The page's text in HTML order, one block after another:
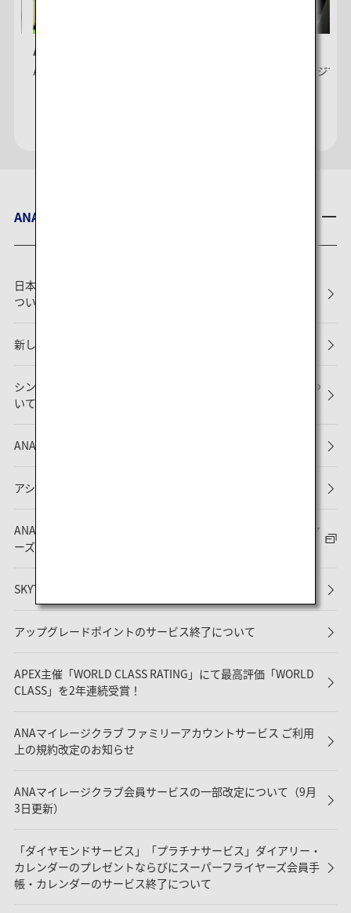
ANA Future Promise
ANA × サステナビリティ
空港ラウンジで
ANAからのお知らせ
日本国内線の2026年冬ダイヤ確定に伴うメンテナンス作業に
ついて
新しい予約・搭乗について
シンガポール・チャンギ国際空港におけるターミナル変更につ
いて
ANAマイレージクラブ会員規約改定のお知らせ
アシアナ航空（OZ）との提携終了について
ANAマイレージクラブ会員規約ならびにANAスーパーフライヤ
ーズ会則改定のお知らせ
SKYTRAX社 最高評価「5スター」を13年連続で受賞しました
アップグレードポイントのサービス終了について
APEX主催「WORLD CLASS RATING」にて最高評価「WORLD
CLASS」を2年連続受賞！
ANAマイレージクラブ ファミリーアカウントサービス ご利用
上の規約改定のお知らせ
ANAマイレージクラブ会員サービスの一部改定について（9月
3日更新）
「ダイヤモンドサービス」「プラチナサービス」ダイアリー・
カレンダーのプレゼントならびにスーパーフライヤーズ会員手
帳・カレンダーのサービス終了について